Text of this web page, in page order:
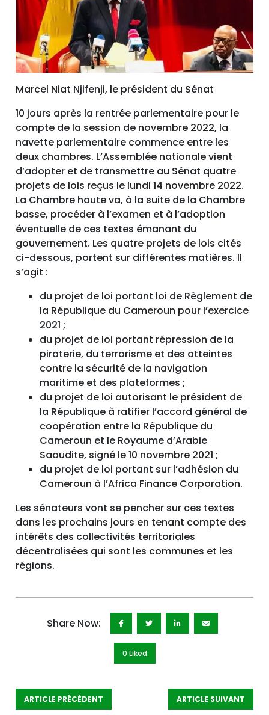
Marcel Niat Njifenji, le président du Sénat
10 jours après la rentrée parlementaire pour le
compte de la session de novembre 2022, la
navette parlementaire commence entre les
deux chambres. L’Assemblée nationale vient
d’adopter et de transmettre au Sénat quatre
projets de lois reçus le lundi 14 novembre 2022.
La Chambre haute va, à la suite de la Chambre
basse, procéder à l’examen et à l’adoption
éventuelle de ces textes émanant du
gouvernement. Les quatre projets de lois cités
ci-dessous, portent sur différentes matières. Il
s’agit :
du projet de loi portant loi de Règlement de
la République du Cameroun pour l’exercice
2021 ;
du projet de loi portant répression de la
piraterie, du terrorisme et des atteintes
contre la sécurité de la navigation
maritime et des plateformes ;
du projet de loi autorisant le président de
la République à ratifier l’accord général de
coopération entre la République du
Cameroun et le Royaume d’Arabie
Saoudite, signé le 10 novembre 2021 ;
du projet de loi portant sur l’adhésion du
Cameroun à l’Africa Finance Corporation.
Les sénateurs vont se pencher sur ces textes
dans les prochains jours en tenant compte des
intérêts des collectivités territoriales
décentralisées qui sont les communes et les
régions.
Share Now:
0 Liked
ARTICLE PRÉCÉDENT ARTICLE SUIVANT